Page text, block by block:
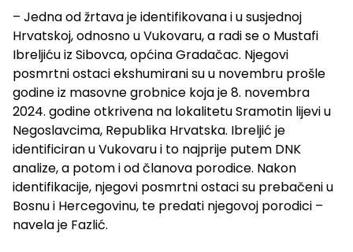
– Jedna od žrtava je identifikovana i u susjednoj
Hrvatskoj, odnosno u Vukovaru, a radi se o Mustafi
Ibreljiću iz Sibovca, općina Gradačac. Njegovi
posmrtni ostaci ekshumirani su u novembru prošle
godine iz masovne grobnice koja je 8. novembra
2024. godine otkrivena na lokalitetu Sramotin lijevi u
Negoslavcima, Republika Hrvatska. Ibreljić je
identificiran u Vukovaru i to najprije putem DNK
analize, a potom i od članova porodice. Nakon
identifikacije, njegovi posmrtni ostaci su prebačeni u
Bosnu i Hercegovinu, te predati njegovoj porodici –
navela je Fazlić.